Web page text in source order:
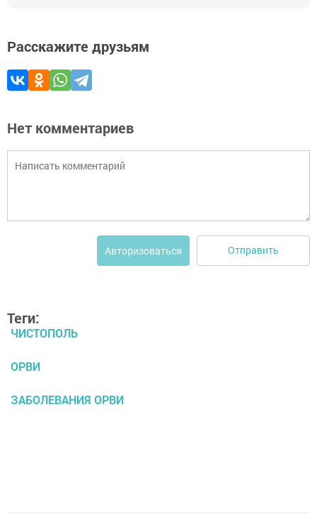
Расскажите друзьям
Нет комментариев
Авторизоваться Отправить
Теги:
ЧИСТОПОЛЬ
ОРВИ
ЗАБОЛЕВАНИЯ ОРВИ